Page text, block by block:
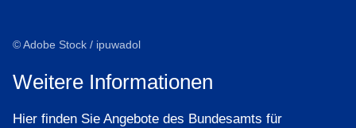
© Adobe Stock / ipuwadol
Weitere Informationen
Hier finden Sie Angebote des Bundesamts für